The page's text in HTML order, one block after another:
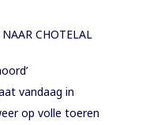
CHOTELAL
vandaag in
op volle toeren